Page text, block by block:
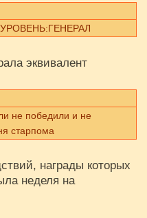
эквивалент
не победили и не
старпома
награды которых
неделя на